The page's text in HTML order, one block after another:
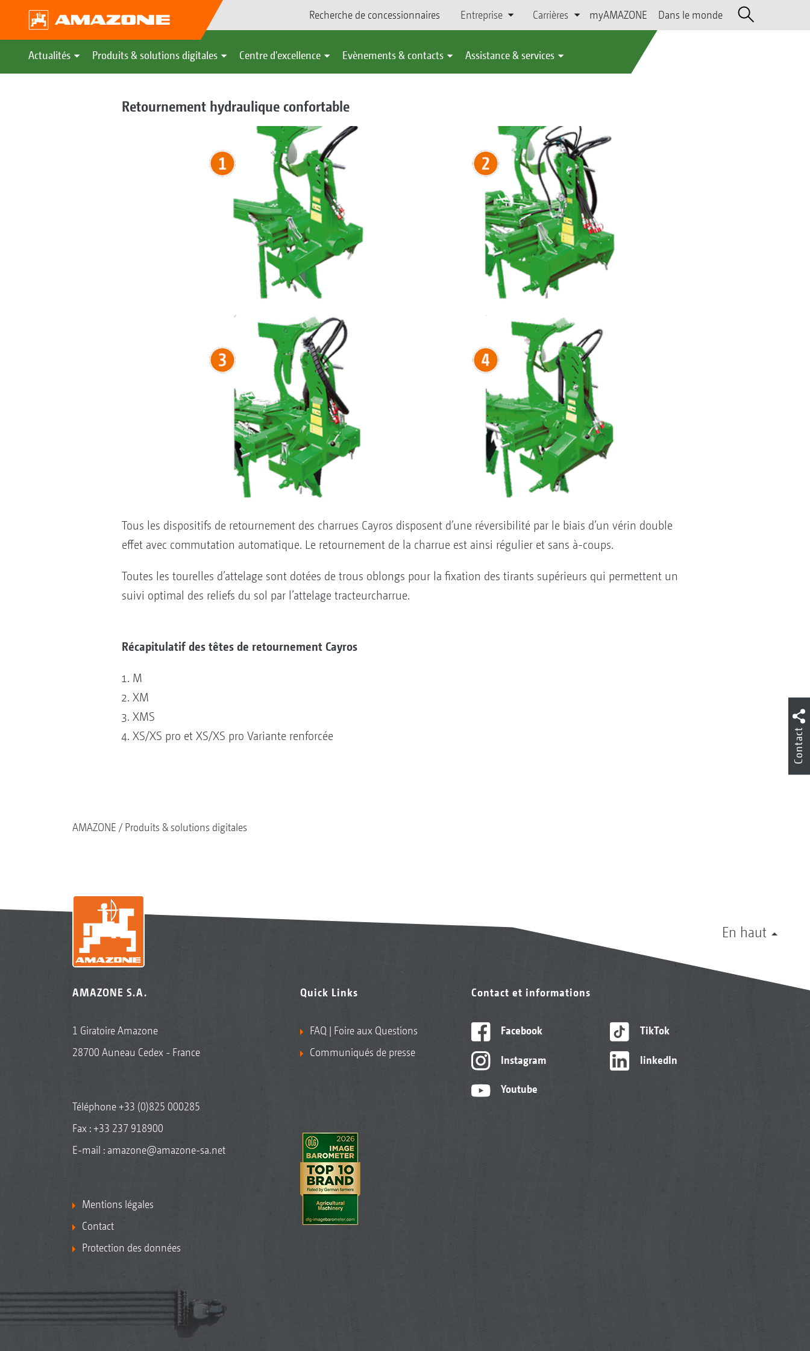
Recherche de concessionnaires Entreprise Carrières myAMAZONE Dans le monde
Actualités Produits & solutions digitales Centre d'excellence Evènements & contacts Assistance & services
Retournement hydraulique confortable
Tous les dispositifs de retournement des charrues Cayros disposent d’une réversibilité par le biais d’un vérin double
effet avec commutation automatique. Le retournement de la charrue est ainsi régulier et sans à-coups.
Toutes les tourelles d’attelage sont dotées de trous oblongs pour la fixation des tirants supérieurs qui permettent un
suivi optimal des reliefs du sol par l’attelage tracteurcharrue.
Récapitulatif des têtes de retournement Cayros
M
XM
XMS
XS/XS pro et XS/XS pro Variante renforcée
AMAZONE Produits & solutions digitales
En haut
AMAZONE S.A.
1 Giratoire Amazone
28700 Auneau Cedex - France
Téléphone+33 (0)825 000285
Fax : +33 237 918900
E-mail : amazone@amazone-sa.net
Mentions légales
Contact
Protection des données
Quick Links
FAQ | Foire aux Questions
Communiqués de presse
Contact et informations
Facebook
Instagram
Youtube
TikTok
linkedIn
Contact